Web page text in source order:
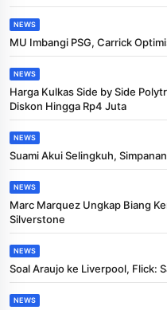
NEWS
MU Imbangi PSG, Carrick
NEWS
Harga Kulkas Side by Side
Diskon Hingga Rp4 Juta
NEWS
Suami Akui Selingkuh,
NEWS
Marc Marquez Ungkap Biang
Silverstone
NEWS
Soal Araujo ke Liverpool, Flick:
NEWS